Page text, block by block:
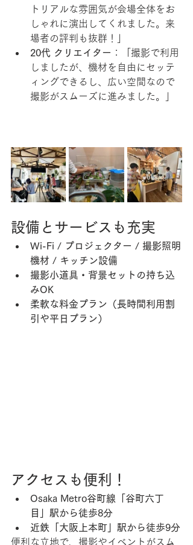
トリアルな雰囲気が会場全体をお
しゃれに演出してくれました。来
場者の評判も抜群！」
20代 クリエイター ：「撮影で利用
しましたが、機材を自由にセッテ
ィングできるし、広い空間なので
撮影がスムーズに進みました。」
設備とサービスも充実
Wi-Fi / プロジェクター / 撮影照明
機材 / キッチン設備
撮影小道具・背景セットの持ち込
みOK
柔軟な料金プラン（長時間利用割
引や平日プラン）
アクセスも便利！
Osaka Metro谷町線「谷町六丁
目」駅から徒歩8分
近鉄「大阪上本町」駅から徒歩9分
便利な立地で、撮影やイベントがスム